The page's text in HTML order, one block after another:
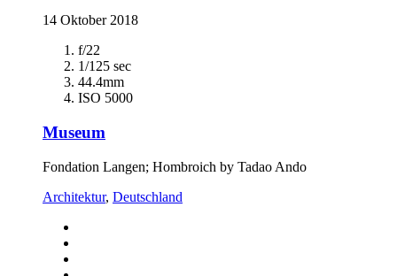
14 Oktober 2018
f/22
1/125 sec
44.4mm
ISO 5000
Museum
Fondation Langen; Hombroich by Tadao Ando
Architektur, Deutschland